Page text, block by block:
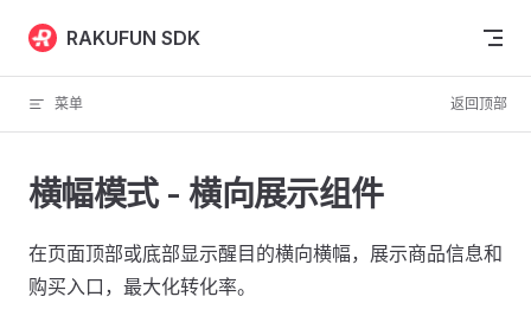
Skip to content
RAKUFUN SDK
菜单 返回顶部
横幅模式 - 横向展示组件
在页面顶部或底部显示醒目的横向横幅，展示商品信息和
购买入口，最大化转化率。